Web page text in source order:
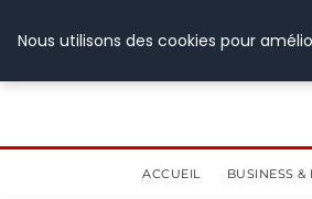
ACCUEIL BUSINESS &
Nous utilisons des cookies pour